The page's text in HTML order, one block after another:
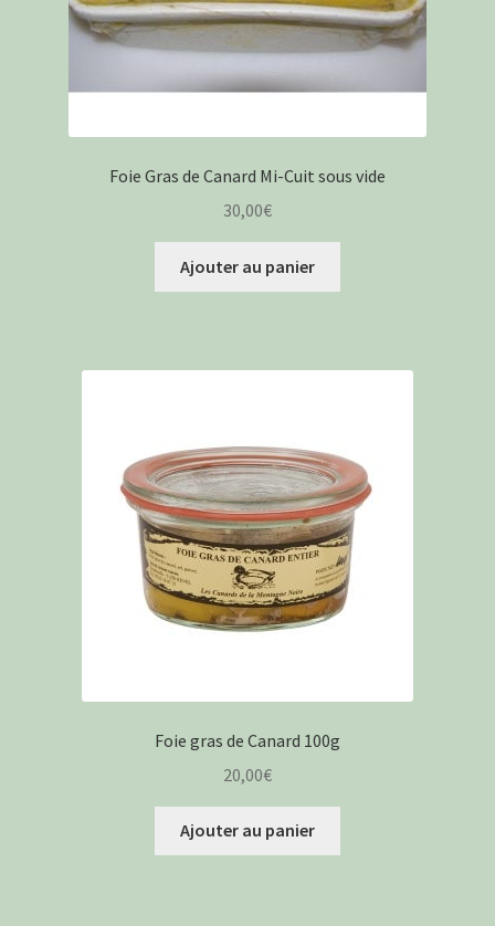
Foie Gras de Canard Mi-Cuit sous vide
30,00€
Ajouter au panier
Foie gras de Canard 100g
20,00€
Ajouter au panier